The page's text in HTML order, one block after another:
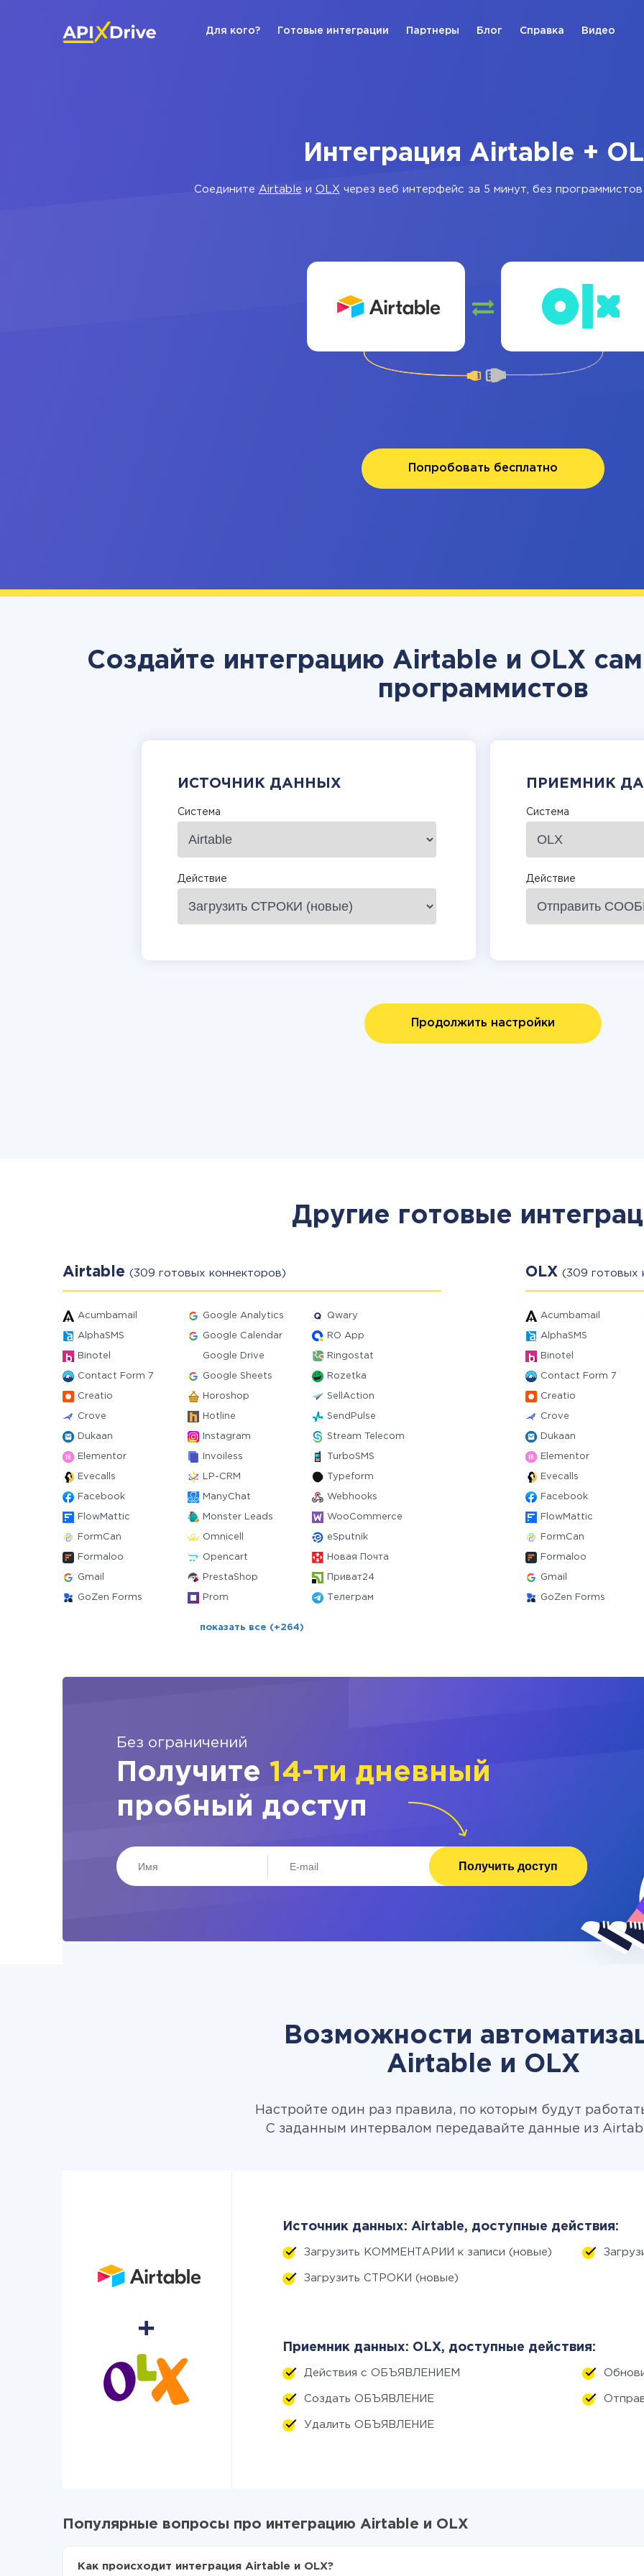
Для кого? Готовые интеграции Партнеры Блог Справка Видео
Интеграция Airtable +
Соедините Airtable и OLX через веб интерфейс за 5 минут, без программистов
Попробовать бесплатно
Создайте интеграцию Airtable и OLX
программистов
ИСТОЧНИК ДАННЫХ
Система
Действие
ПРИЕМНИК
Система
Действие
Продолжить настройки
Другие готовые
Airtable (309 готовых коннекторов)
Acumbamail Google Analytics Qwary
AlphaSMS Google Calendar RO App
Binotel Google Drive Ringostat
Contact Form 7 Google Sheets Rozetka
Creatio Horoshop SellAction
Crove Hotline SendPulse
Dukaan Instagram Stream Telecom
Elementor Invoiless TurboSMS
Evecalls LP-CRM Typeform
Facebook ManyChat Webhooks
FlowMattic Monster Leads WooCommerce
FormCan Omnicell eSputnik
Formaloo Opencart Новая Почта
Gmail PrestaShop Приват24
GoZen Forms Prom Телеграм
показать все (+264)
OLX (309 готовых
Acumbamail
AlphaSMS
Binotel
Contact Form 7
Creatio
Crove
Dukaan
Elementor
Evecalls
Facebook
FlowMattic
FormCan
Formaloo
Gmail
GoZen Forms
Без ограничений
Получите 14-ти дневный
пробный доступ
Получить доступ
Возможности
Airtable и OLX
Настройте один раз правила, по которым будут
С заданным интервалом передавайте данные из
Источник данных: Airtable, доступные действия:
Загрузить КОММЕНТАРИИ к записи (новые)
Загрузить СТРОКИ (новые)
Приемник данных: OLX, доступные действия:
Действия с ОБЪЯВЛЕНИЕМ
Создать ОБЪЯВЛЕНИЕ
Удалить ОБЪЯВЛЕНИЕ
Популярные вопросы про интеграцию Airtable и OLX
Как происходит интеграция Airtable и OLX?